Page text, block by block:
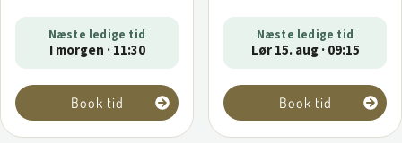
Næste ledige tid
I morgen · 11:30
Book tid
Næste ledige tid
Lør 15. aug · 09:15
Book tid